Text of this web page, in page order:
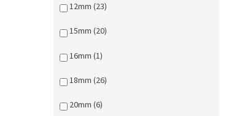
12mm (23)
15mm (20)
16mm (1)
18mm (26)
20mm (6)